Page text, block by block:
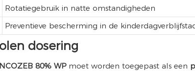
Rotatiegebruik in natte omstandigheden
Preventieve bescherming in de
dosering
80% WP moet worden toegepast als een